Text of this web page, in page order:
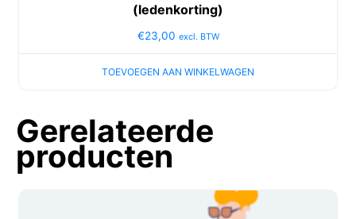
(ledenkorting)
€23,00 excl. BTW
TOEVOEGEN AAN WINKELWAGEN
Gerelateerde
producten